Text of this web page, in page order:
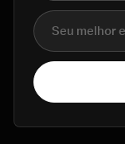
E-mail